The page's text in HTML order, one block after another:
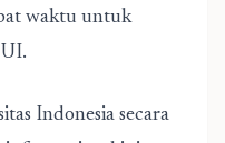
waktu untuk
Indonesia secara